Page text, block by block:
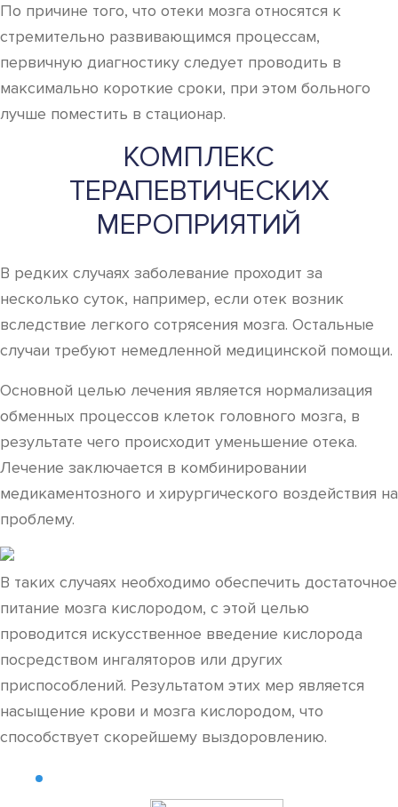
По причине того, что отеки мозга относятся к
стремительно развивающимся процессам,
первичную диагностику следует проводить в
максимально короткие сроки, при этом больного
лучше поместить в стационар.
КОМПЛЕКС
ТЕРАПЕВТИЧЕСКИХ
МЕРОПРИЯТИЙ
В редких случаях заболевание проходит за
несколько суток, например, если отек возник
вследствие легкого сотрясения мозга. Остальные
случаи требуют немедленной медицинской помощи.
Основной целью лечения является нормализация
обменных процессов клеток головного мозга, в
результате чего происходит уменьшение отека.
Лечение заключается в комбинировании
медикаментозного и хирургического воздействия на
проблему.
В таких случаях необходимо обеспечить достаточное
питание мозга кислородом, с этой целью
проводится искусственное введение кислорода
посредством ингаляторов или других
приспособлений. Результатом этих мер является
насыщение крови и мозга кислородом, что
способствует скорейшему выздоровлению.